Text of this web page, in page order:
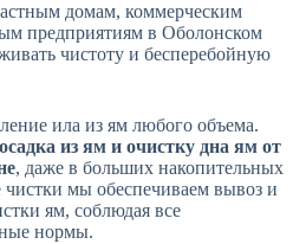
домам, коммерческим
предприятиям в Оболонском
чистоту и бесперебойную
ила из ям любого объема.
из ям и очистку дна ям от
, даже в больших накопительных
мы обеспечиваем вывоз и
ям, соблюдая все
нормы.